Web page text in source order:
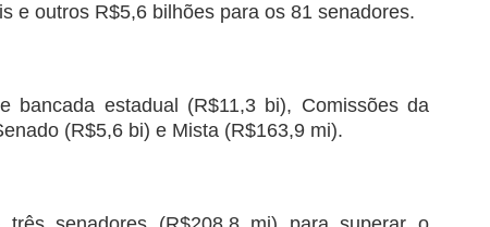
e outros R$5,6 bilhões para os 81 senadores.
bancada estadual (R$11,3 bi), Comissões da
(R$5,6 bi) e Mista (R$163,9 mi).